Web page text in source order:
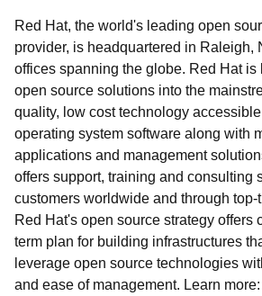
Red Hat, the world's leading open
provider, is headquartered in Raleigh,
offices spanning the globe. Red Hat is
open source solutions into the
quality, low cost technology
operating system software along with
applications and management
offers support, training and consulting
customers worldwide and through top-
Red Hat's open source strategy offers
term plan for building infrastructures
leverage open source technologies
and ease of management. Learn more: